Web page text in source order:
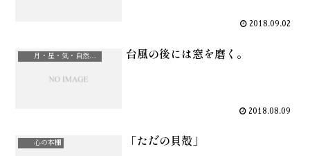
2018.09.02
月・星・気・自然治癒力 台風の後には窓を磨く。
2018.08.09
心の本棚 「ただの貝殻」